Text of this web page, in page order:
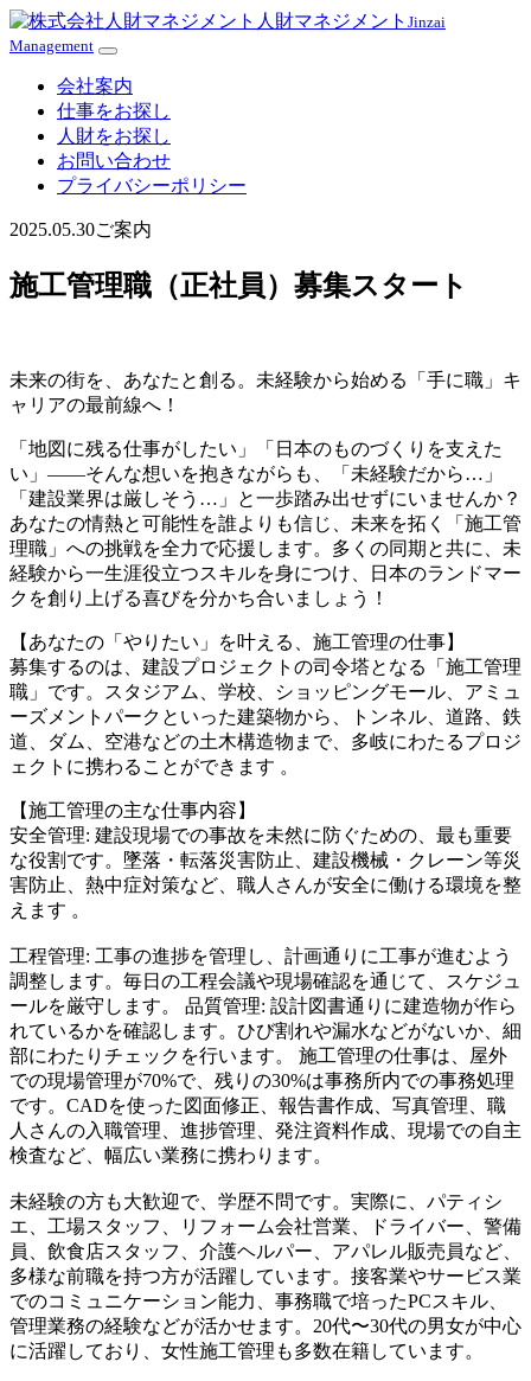
人財マネジメント Jinzai
Management
会社案内
仕事をお探し
人財をお探し
お問い合わせ
プライバシーポリシー
2025.05.30ご案内
施工管理職（正社員）募集スタート
未来の街を、あなたと創る。未経験から始める「手に職」キ
ャリアの最前線へ！
「地図に残る仕事がしたい」「日本のものづくりを支えた
い」——そんな想いを抱きながらも、「未経験だから…」
「建設業界は厳しそう…」と一歩踏み出せずにいませんか？
あなたの情熱と可能性を誰よりも信じ、未来を拓く「施工管
理職」への挑戦を全力で応援します。多くの同期と共に、未
経験から一生涯役立つスキルを身につけ、日本のランドマー
クを創り上げる喜びを分かち合いましょう！
【あなたの「やりたい」を叶える、施工管理の仕事】
募集するのは、建設プロジェクトの司令塔となる「施工管理
職」です。スタジアム、学校、ショッピングモール、アミュ
ーズメントパークといった建築物から、トンネル、道路、鉄
道、ダム、空港などの土木構造物まで、多岐にわたるプロジ
ェクトに携わることができます 。
【施工管理の主な仕事内容】
安全管理: 建設現場での事故を未然に防ぐための、最も重要
な役割です。墜落・転落災害防止、建設機械・クレーン等災
害防止、熱中症対策など、職人さんが安全に働ける環境を整
えます 。
工程管理: 工事の進捗を管理し、計画通りに工事が進むよう
調整します。毎日の工程会議や現場確認を通じて、スケジュ
ールを厳守します。 品質管理: 設計図書通りに建造物が作ら
れているかを確認します。ひび割れや漏水などがないか、細
部にわたりチェックを行います。 施工管理の仕事は、屋外
での現場管理が70%で、残りの30%は事務所内での事務処理
です。CADを使った図面修正、報告書作成、写真管理、職
人さんの入職管理、進捗管理、発注資料作成、現場での自主
検査など、幅広い業務に携わります。
未経験の方も大歓迎で、学歴不問です。実際に、パティシ
エ、工場スタッフ、リフォーム会社営業、ドライバー、警備
員、飲食店スタッフ、介護ヘルパー、アパレル販売員など、
多様な前職を持つ方が活躍しています。接客業やサービス業
でのコミュニケーション能力、事務職で培ったPCスキル、
管理業務の経験などが活かせます。20代〜30代の男女が中心
に活躍しており、女性施工管理も多数在籍しています。